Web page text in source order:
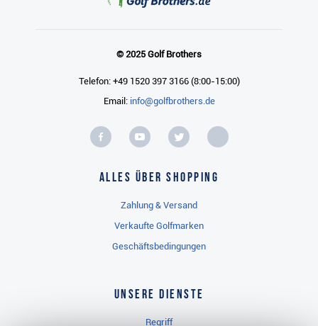
© 2025 Golf Brothers
Telefon: +49 1520 397 3166 (8:00-15:00)
Email: info@golfbrothers.de
Alles über Shopping
Zahlung & Versand
Verkaufte Golfmarken
Geschäftsbedingungen
Unsere Dienste
Regriff